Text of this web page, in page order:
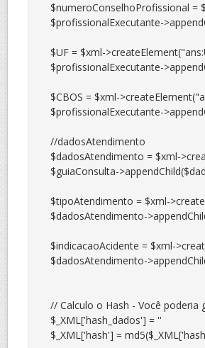
$numeroConselhoProfissional =
$profissionalExecutante-
$UF = $xml-
$profissionalExecutante-
$CBOS = $xml-
$profissionalExecutante-
//dadosAtendimento
$dadosAtendimento = $xml-
$guiaConsulta-
$tipoAtendimento = $xml-
$dadosAtendimento-
$indicacaoAcidente = $xml-
$dadosAtendimento-
// Calculo o Hash - Você poderia
$_XML['hash_dados'] = ''
$_XML['hash'] =